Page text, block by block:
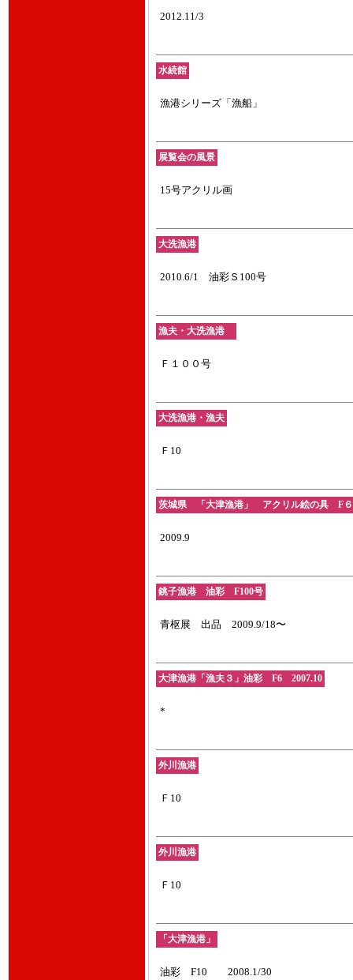
2012.11/3
水続館
漁港シリーズ「漁船」
展覧会の風景
15号アクリル画
大洗漁港
2010.6/1 油彩Ｓ100号
漁夫・大洗漁港
Ｆ１００号
大洗漁港・漁夫
Ｆ10
茨城県 「大津漁港」 アクリル絵の具 F６
2009.9
銚子漁港 油彩 F100号
青枢展 出品 2009.9/18〜
大津漁港「漁夫３」油彩 F6 2007.10
*
外川漁港
Ｆ10
外川漁港
Ｆ10
「大津漁港」
油彩 F10 2008.1/30